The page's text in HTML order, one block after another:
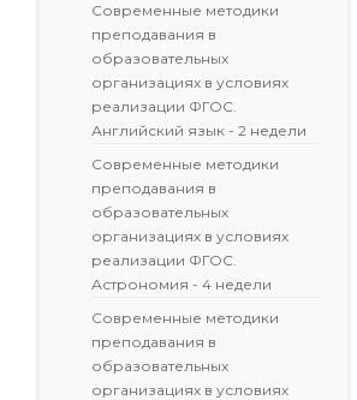
Современные методики
преподавания в
образовательных
организациях в условиях
реализации ФГОС.
Английский язык - 2 недели
Современные методики
преподавания в
образовательных
организациях в условиях
реализации ФГОС.
Астрономия - 4 недели
Современные методики
преподавания в
образовательных
организациях в условиях